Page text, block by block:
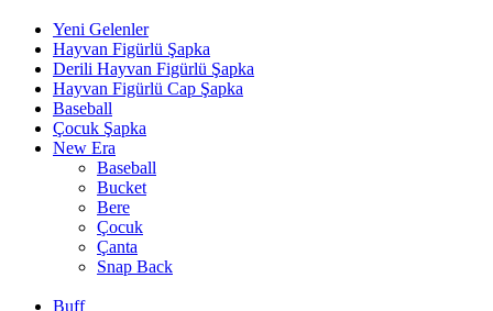
Yeni Gelenler
Hayvan Figürlü Şapka
Derili Hayvan Figürlü Şapka
Hayvan Figürlü Cap Şapka
Baseball
Çocuk Şapka
New Era
Baseball
Bucket
Bere
Çocuk
Çanta
Snap Back
Buff